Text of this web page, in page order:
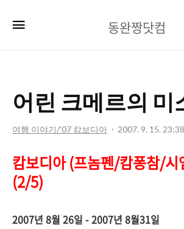
완
컴
동완짱닷컴
어린 크메르의 미
여행 이야기/'07 캄보디아 2007. 9. 15. 23:38
캄보디아 (프놈펜/캄퐁참/시
(2/5)
2007년 8월 26일 - 2007년 8월31일